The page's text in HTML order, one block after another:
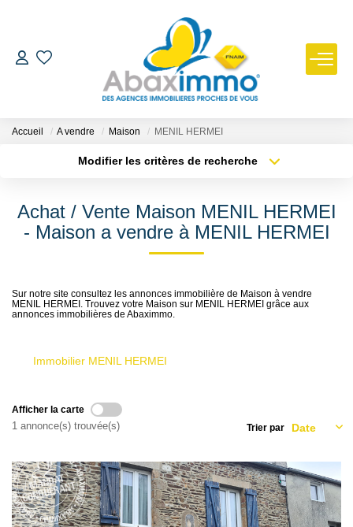
ESTIMER
ACHETER
GÉRER
NOTRE AGENCE
Le Mandat Conquérant
EXTRANET
EN
Accueil A vendre Maison MENIL HERMEI
Modifier les critères de recherche
Sélectionnez...
Type de bien
Surface min
Créer une alerte
Achat / Vente Maison MENIL HERMEI
- Maison a vendre à MENIL HERMEI
Sur notre site consultez les annonces immobilière de Maison à vendre
MENIL HERMEI. Trouvez votre Maison sur MENIL HERMEI grâce aux
annonces immobilières de Abaximmo.
Immobilier MENIL HERMEI
Afficher la carte
1 annonce(s) trouvée(s) Trier par
Exclusif